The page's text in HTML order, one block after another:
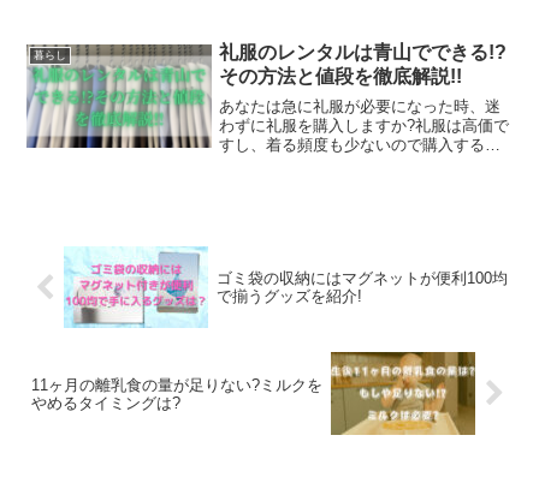
よく聴くのであれば、cdプレーヤーにも
こだわってより...
暮らし
礼服のレンタルは青山でできる!?
その方法と値段を徹底解説!!
あなたは急に礼服が必要になった時、迷
わずに礼服を購入しますか?礼服は高価で
すし、着る頻度も少ないので購入するか
ゴミ袋の収納にはマグネットが便利100均
で揃うグッズを紹介!
11ヶ月の離乳食の量が足りない?ミルクを
やめるタイミングは?